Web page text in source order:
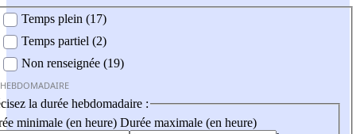
Temps plein (17)
Temps partiel (2)
Non renseignée (19)
la durée hebdomadaire :
minimale (en heure) Durée maximale (en heure)